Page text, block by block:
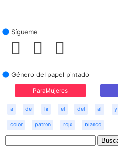
Sígueme
Género del papel pintado
ParaMujeres
a de la el del al y
color patrón rojo blanco